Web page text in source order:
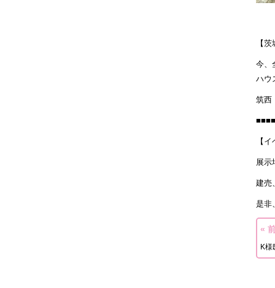
【
今、
ハウ
筑西
【
展示
建売
是非
«
K